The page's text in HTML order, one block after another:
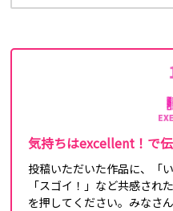
気持ちはexcellent！で伝
投稿いただいた作品に、「
「スゴイ！」など共感さ
を押してください。みなさ